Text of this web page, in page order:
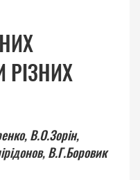
В.О.Зорін,
В.Г.Боровик